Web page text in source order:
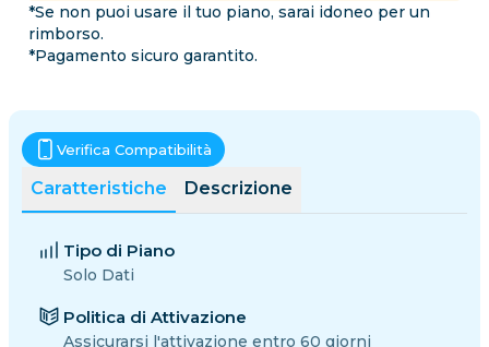
*Se non puoi usare il tuo piano, sarai idoneo per un
rimborso.
*Pagamento sicuro garantito.
Caratteristiche Descrizione
Verifica Compatibilità
Tipo di Piano
Solo Dati
Politica di Attivazione
Assicurarsi l'attivazione entro 60 giorni